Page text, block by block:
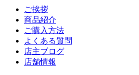
ご挨拶
商品紹介
ご購入方法
よくある質問
店主ブログ
店舗情報